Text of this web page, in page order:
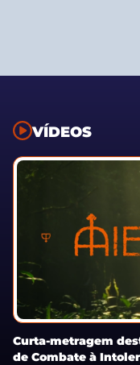
VÍDEOS
Curta-metragem
de Combate à